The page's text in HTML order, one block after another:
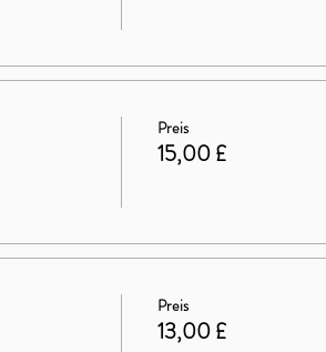
Preis
15,00 £
Preis
13,00 £